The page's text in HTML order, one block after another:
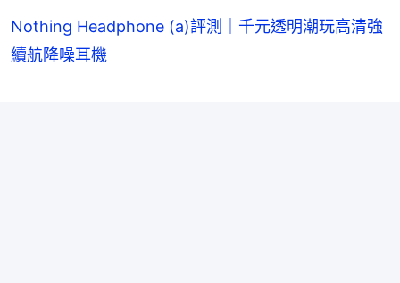
Nothing Headphone (a)評測｜千元透明潮玩高清強
續航降噪耳機